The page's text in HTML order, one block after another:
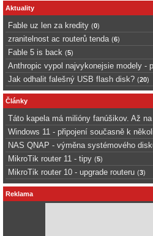
Aktuality
Fable uz len za kredity (0)
zranitelnost ac routerů tenda (6)
Fable 5 is back (5)
Anthropic vypol najvykonejsie modely -
Jak odhalit falešný USB flash disk? (20)
Články
Táto kapela má milióny fanúšikov. Až
Windows 11 - připojení současně k
NAS QNAP - výměna systémového
MikroTik router 11 - tipy (5)
MikroTik router 10 - upgrade routeru (3)
Reklama